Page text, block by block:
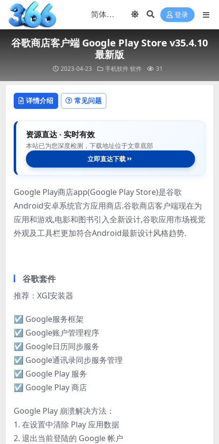
登录
谷歌商店客户端 Google Play Store v35.4.10
最新版
2023-04-23 手机软件 软件 31
详情介绍 常见问题
资源直达 · 实时有效
本站已为您深度检测，下载地址位于文章底部
立即直达下载
Google Play商店app(Google Play Store)是谷歌
Android安卓系统官方应用商店.谷歌商店客户端现在为
应用和游戏,电影和图书引入全新设计,谷歌应用市场视觉
外观及工具栏更加符合Android最新设计风格趋势.
谷歌套件
推荐：XGI安装器
☑ Google服务框架
☑ Google账户管理程序
☑ Google日历同步服务
☑ Google通讯录同步服务管理
☑ Google Play 服务
☑ Google Play 商店
Google Play 崩溃解决方法：
1. 在设置中清除 Play 应用数据
2. 退出当前登陆的 Google 帐户